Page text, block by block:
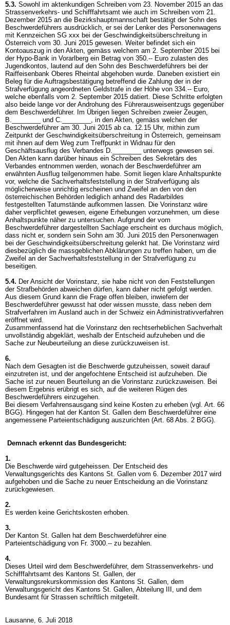
5.3. Sowohl im aktenkundigen Schreiben vom 23. November 2015 an das
Strassenverkehrs- und Schifffahrtsamt wie auch im Schreiben vom 21.
Dezember 2015 an die Bezirkshauptmannschaft bestätigt der Sohn des
Beschwerdeführers ausdrücklich, er sei der Lenker des Personenwagens
mit Kennzeichen SG xxx bei der Geschwindigkeitsüberschreitung in
Österreich vom 30. Juni 2015 gewesen. Weiter befindet sich ein
Kontoauszug in den Akten, gemäss welchem am 2. September 2015 bei
der Hypo-Bank in Vorarlberg ein Betrag von 350.-- Euro zulasten des
Jugendkontos, lautend auf den Sohn des Beschwerdeführers bei der
Raiffeisenbank Oberes Rheintal abgehoben wurde. Daneben existiert ein
Beleg für die Auftragsbestätigung betreffend die Zahlung der in der
Strafverfügung angeordneten Geldstrafe in der Höhe von 334.-- Euro,
welche ebenfalls vom 2. September 2015 datiert. Diese Schritte erfolgten
also beide lange vor der Androhung des Führerausweisentzugs gegenüber
dem Beschwerdeführer. Im Übrigen liegen Schreiben zweier Zeugen,
B.________ und C.________, in den Akten, gemäss welchen der
Beschwerdeführer am 30. Juni 2015 ab ca. 12.15 Uhr, mithin zum
Zeitpunkt der Geschwindigkeitsüberschreitung in Österreich, gemeinsam
mit ihnen auf dem Weg zum Treffpunkt in Widnau für den
Geschäftsausflug des Verbandes D.________ unterwegs gewesen sei.
Den Akten kann darüber hinaus ein Schreiben des Sekretärs des
Verbandes entnommen werden, wonach der Beschwerdeführer am
erwähnten Ausflug teilgenommen habe. Somit liegen klare Anhaltspunkte
vor, welche die Sachverhaltsfeststellung in der Strafverfügung als
möglicherweise unrichtig erscheinen und Zweifel an den von den
österreichischen Behörden lediglich anhand des Radarbildes
festgestellten Tatumstände aufkommen lassen. Die Vorinstanz wäre
daher verpflichtet gewesen, eigene Erhebungen vorzunehmen, um diese
Anhaltspunkte näher zu untersuchen. Aufgrund der vom
Beschwerdeführer dargestellten Sachlage erscheint es durchaus möglich,
dass nicht er, sondern sein Sohn am 30. Juni 2015 den Personenwagen
bei der Geschwindigkeitsüberschreitung gelenkt hat. Die Vorinstanz wird
diesbezüglich die massgeblichen Abklärungen zu treffen haben, um die
Zweifel an der Sachverhaltsfeststellung in der Strafverfügung zu
beseitigen.
5.4. Der Ansicht der Vorinstanz, sie habe nicht von den Feststellungen
der Strafbehörden abweichen dürfen, kann daher nicht gefolgt werden.
Aus diesem Grund kann die Frage offen bleiben, inwiefern der
Beschwerdeführer gewusst hat oder wissen musste, dass neben dem
Strafverfahren im Ausland auch in der Schweiz ein Administrativverfahren
eröffnet wird.
Zusammenfassend hat die Vorinstanz den rechtserheblichen Sachverhalt
unvollständig abgeklärt, weshalb der Entscheid aufzuheben und die
Sache zur Neubeurteilung an diese zurückzuweisen ist.
6.
Nach dem Gesagten ist die Beschwerde gutzuheissen, soweit darauf
einzutreten ist, und der angefochtene Entscheid ist aufzuheben. Die
Sache ist zur neuen Beurteilung an die Vorinstanz zurückzuweisen. Bei
diesem Ergebnis erübrigt es sich, auf die weiteren Rügen des
Beschwerdeführers einzugehen.
Bei diesem Verfahrensausgang sind keine Kosten zu erheben (vgl. Art. 66
BGG). Hingegen hat der Kanton St. Gallen dem Beschwerdeführer eine
angemessene Parteientschädigung auszurichten (Art. 68 Abs. 2 BGG).
Demnach erkennt das Bundesgericht:
1.
Die Beschwerde wird gutgeheissen. Der Entscheid des
Verwaltungsgerichts des Kantons St. Gallen vom 6. Dezember 2017 wird
aufgehoben und die Sache zu neuer Entscheidung an die Vorinstanz
zurückgewiesen.
2.
Es werden keine Gerichtskosten erhoben.
3.
Der Kanton St. Gallen hat dem Beschwerdeführer eine
Parteientschädigung von Fr. 3'000.-- zu bezahlen.
4.
Dieses Urteil wird dem Beschwerdeführer, dem Strassenverkehrs- und
Schifffahrtsamt des Kantons St. Gallen, der
Verwaltungsrekurskommission des Kantons St. Gallen, dem
Verwaltungsgericht des Kantons St. Gallen, Abteilung III, und dem
Bundesamt für Strassen schriftlich mitgeteilt.
Lausanne, 6. Juli 2018